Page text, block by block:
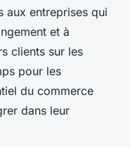
aux entreprises qui
et à
clients sur les
pour les
du commerce
dans leur